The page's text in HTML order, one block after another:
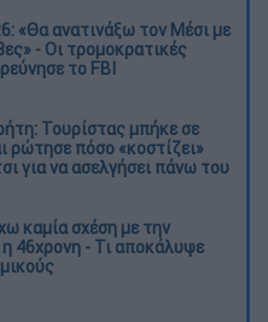
«Θα ανατινάξω τον Μέσι με
- Οι τρομοκρατικές
το FBI
Τουρίστας μπήκε σε
ρώτησε πόσο «κοστίζει»
για να ασελγήσει πάνω του
καμία σχέση με την
η 46χρονη - Τι αποκάλυψε